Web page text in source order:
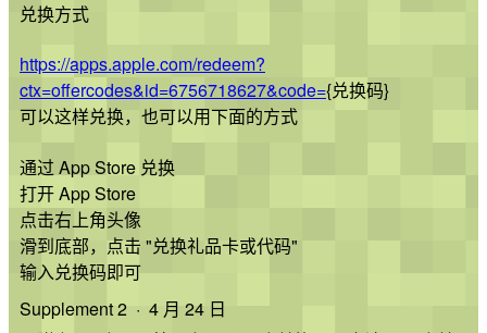
兑换方式
https://apps.apple.com/redeem?
ctx=offercodes&id=6756718627&code={兑换码}
可以这样兑换，也可以用下面的方式
通过 App Store 兑换
打开 App Store
点击右上角头像
滑到底部，点击 "兑换礼品卡或代码"
输入兑换码即可
Supplement 2 · 4 月 24 日